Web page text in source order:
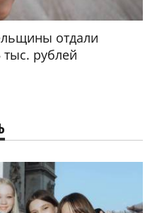
отдали
рублей